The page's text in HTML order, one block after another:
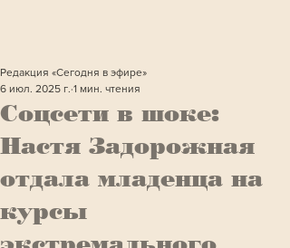
Соцсети в шоке:
Настя Задорожная
отдала младенца на
курсы
Редакция «Сегодня в эфире»
6 июл. 2025 г. 1 мин. чтения